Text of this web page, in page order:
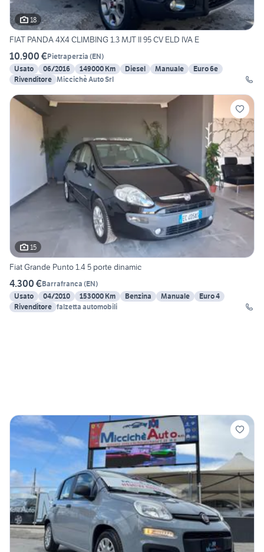
18
FIAT PANDA 4X4 CLIMBING 1.3 MJT II 95 CV ELD IVA E
10.900 €Pietraperzia (EN)
Usato
06/2016 149000 Km Diesel Manuale
Euro 6e
Rivenditore Miccichè Auto Srl
15
Fiat Grande Punto 1.4 5 porte dinamic
4.300 €Barrafranca (EN)
Usato
04/2010 153000 Km Benzina Manuale
Euro 4
Rivenditore falzetta automobili